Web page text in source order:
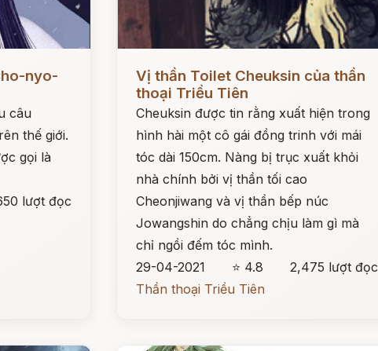
nyo-
câu
thế giới.
gọi là
lượt đọc
Đọc ngay
Vị thần Toilet Cheuksin của thần
thoại Triều Tiên
Cheuksin được tin rằng xuất hiện trong
hình hài một cô gái đồng trinh với mái
tóc dài 150cm. Nàng bị trục xuất khỏi
nhà chính bởi vị thần tối cao
Cheonjiwang và vị thần bếp núc
Jowangshin do chẳng chịu làm gì mà
chỉ ngồi đếm tóc mình.
29-04-2021
⭐ 4.8
2,475 lượt đọc
Thần thoại Triều Tiên